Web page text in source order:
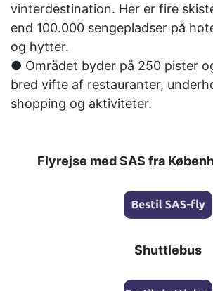
vinterdestination. Her er fire
end 100.000 sengepladser på
og hytter.
● Området byder på 250 pister
bred vifte af restauranter,
shopping og aktiviteter.
Flyrejse med SAS fra
Shuttlebus